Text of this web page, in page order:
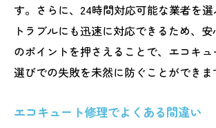
す。さらに、24時間対応可能な業者を
トラブルにも迅速に対応できるため、
のポイントを押さえることで、エコキ
選びでの失敗を未然に防ぐことができま
エコキュート修理でよくある間違い